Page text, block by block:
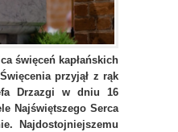
święceń kapłańskich
przyjął z rąk
Drzazgi w dniu 16
Najświętszego Serca
Najdostojniejszemu